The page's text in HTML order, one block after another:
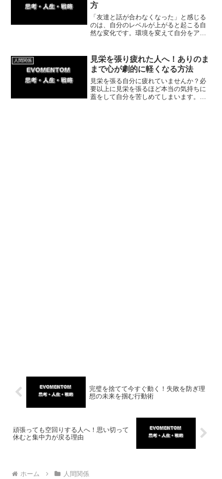
方
「友達と話が合わなくなった」と感じる
のは、自分のレベルが上がると起こる自
然な変化です。環境を変えて自分をアッ
ど、私の体験談をもとに具体策を紹介し
ます。
人間関係
見栄を張り疲れた人へ！ありのま
まで心が劇的に軽くなる方法
見栄を張る自分に疲れていませんか？必
要以上に見栄を張るほど本当の気持ちに
蓋をして自分を苦しめてしまいます。今
完璧を捨てて今すぐ動く！失敗を防ぎ理
想の未来を掴む行動術
頑張っても空回りする人へ！思い切って
休むと集中力が戻る理由
ホーム 人間関係